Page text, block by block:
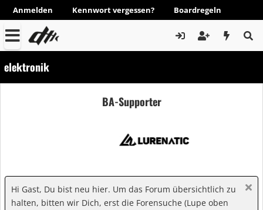
Anmelden Kennwort vergessen? Boardregeln
elektronik
BA-Supporter
Hi Gast, Du bist neu hier. Um das Forum übersichtlich zu
halten, bitten wir Dich, erst die Forensuche (Lupe oben